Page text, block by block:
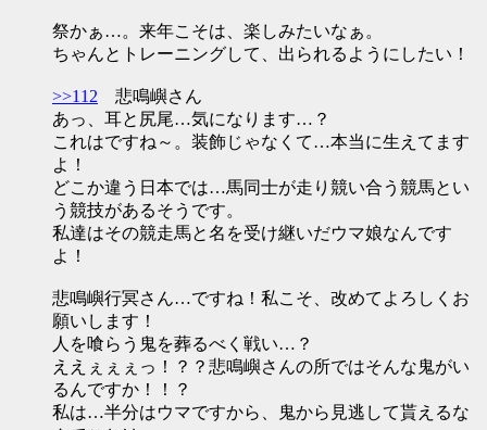
祭かぁ…。来年こそは、楽しみたいなぁ。
ちゃんとトレーニングして、出られるようにしたい！
>>112 悲鳴嶼さん
あっ、耳と尻尾…気になります…？
これはですね～。装飾じゃなくて…本当に生えてます
よ！
どこか違う日本では…馬同士が走り競い合う競馬とい
う競技があるそうです。
私達はその競走馬と名を受け継いだウマ娘なんです
よ！
悲鳴嶼行冥さん…ですね！私こそ、改めてよろしくお
願いします！
人を喰らう鬼を葬るべく戦い…？
ええぇぇぇっ！？？悲鳴嶼さんの所ではそんな鬼がい
るんですか！！？
私は…半分はウマですから、鬼から見逃して貰えるな